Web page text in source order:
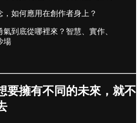
，如何應用在創作者身上？
氣到底從哪裡來？智慧、實作、
場
要擁有不同的未來，就不